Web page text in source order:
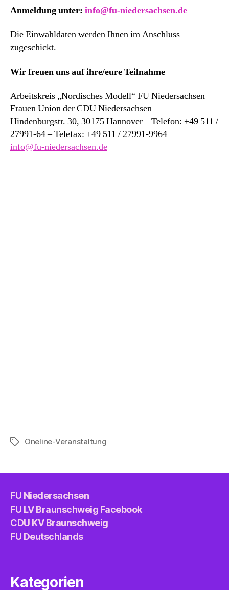
Anmeldung unter: info@fu-niedersachsen.de
Die Einwahldaten werden Ihnen im Anschluss
zugeschickt.
Wir freuen uns auf ihre/eure Teilnahme
Arbeitskreis „Nordisches Modell“ FU Niedersachsen
Frauen Union der CDU Niedersachsen
Hindenburgstr. 30, 30175 Hannover – Telefon: +49 511 /
27991-64 – Telefax: +49 511 / 27991-9964
info@fu-niedersachsen.de
Schlagwörter
Oneline-Veranstaltung
FU Niedersachsen
FU LV Braunschweig Facebook
CDU KV Braunschweig
FU Deutschlands
Kategorien